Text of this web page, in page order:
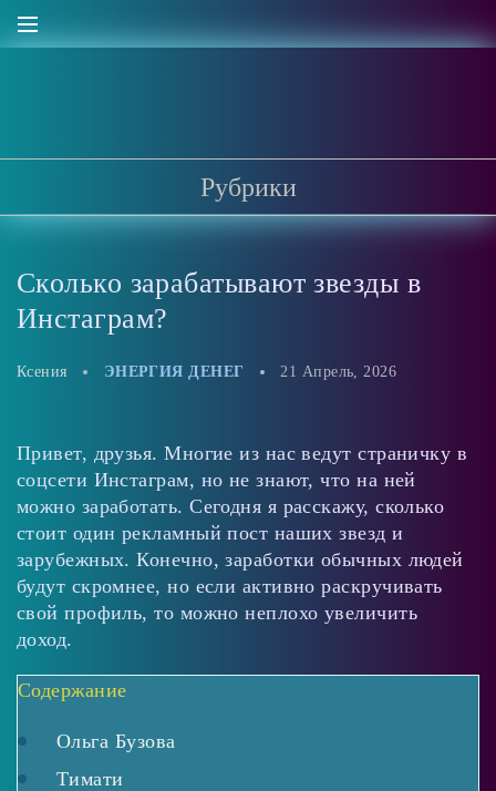
Рубрики
Сколько зарабатывают звезды в
Инстаграм?
Ксения ЭНЕРГИЯ ДЕНЕГ 21 Апрель, 2026
Привет, друзья. Многие из нас ведут страничку в
соцсети Инстаграм, но не знают, что на ней
можно заработать. Сегодня я расскажу, сколько
стоит один рекламный пост наших звезд и
зарубежных. Конечно, заработки обычных людей
будут скромнее, но если активно раскручивать
свой профиль, то можно неплохо увеличить
доход.
Содержание
Ольга Бузова
Тимати